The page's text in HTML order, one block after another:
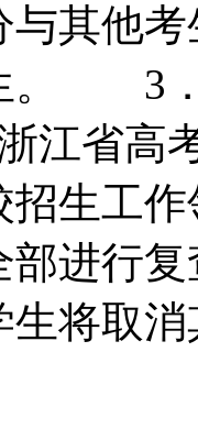
与其他
。 3．
江省高
招生工
部进行
生将取